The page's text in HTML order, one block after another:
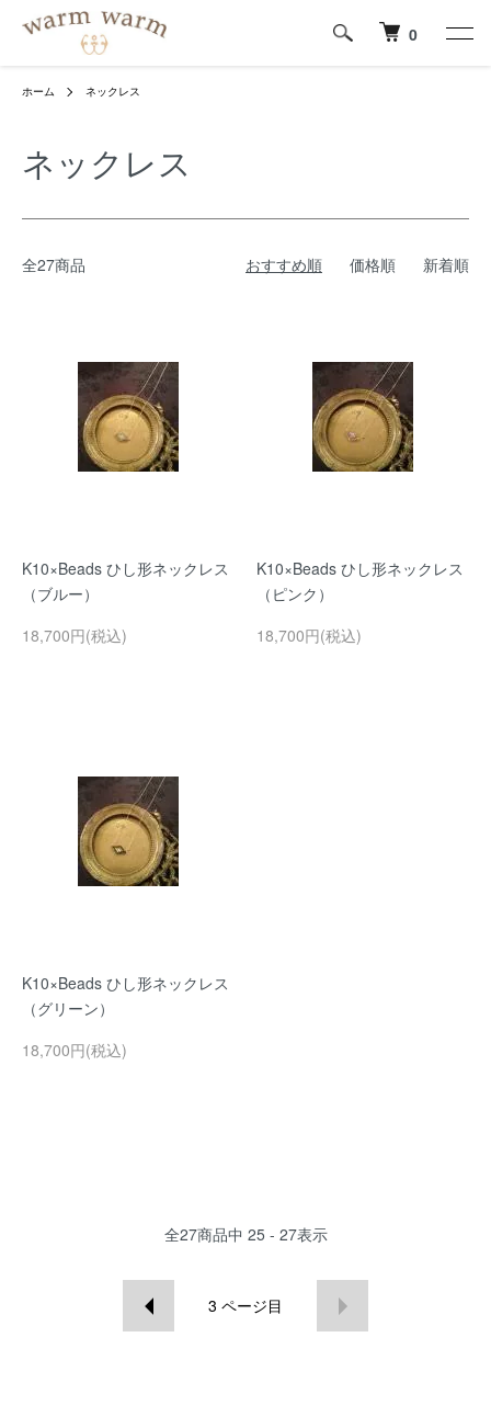
0
ホーム ネックレス
ネックレス
全27商品 おすすめ順 価格順 新着順
K10×Beads ひし形ネックレス
（ブルー）
18,700円(税込)
K10×Beads ひし形ネックレス
（ピンク）
18,700円(税込)
K10×Beads ひし形ネックレス
（グリーン）
18,700円(税込)
全27商品中 25 - 27表示
3 ページ目